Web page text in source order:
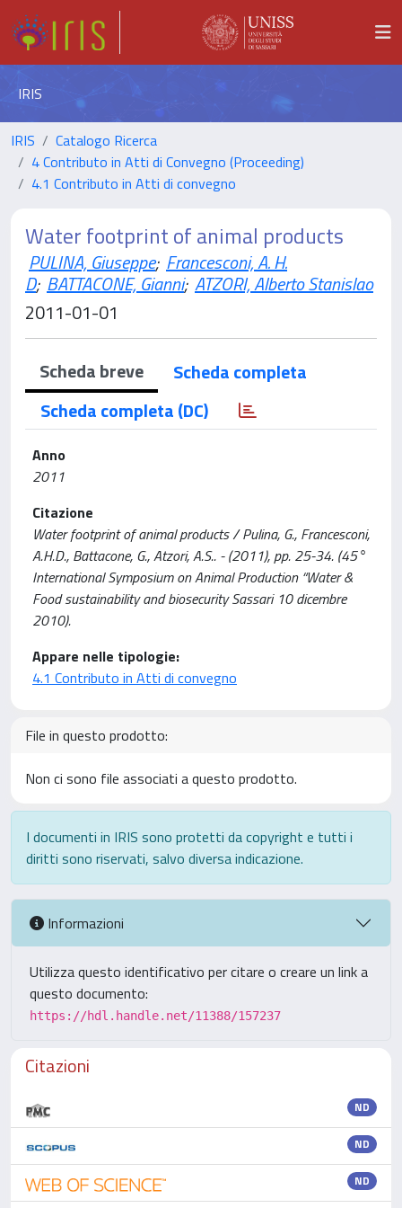
IRIS
IRIS
Catalogo Ricerca
4 Contributo in Atti di Convegno (Proceeding)
4.1 Contributo in Atti di convegno
Water footprint of animal products
PULINA, Giuseppe; Francesconi, A. H.
D; BATTACONE, Gianni; ATZORI, Alberto Stanislao
2011-01-01
Scheda breve
Scheda completa
Scheda completa (DC)
Anno
2011
Citazione
Water footprint of animal products / Pulina, G., Francesconi,
A.H.D., Battacone, G., Atzori, A.S.. - (2011), pp. 25-34. (45°
International Symposium on Animal Production “Water &
Food sustainability and biosecurity Sassari 10 dicembre
2010).
Appare nelle tipologie:
4.1 Contributo in Atti di convegno
File in questo prodotto:
Non ci sono file associati a questo prodotto.
I documenti in IRIS sono protetti da copyright e tutti i
diritti sono riservati, salvo diversa indicazione.
Informazioni
Utilizza questo identificativo per citare o creare un link a
questo documento:
https://hdl.handle.net/11388/157237
Citazioni
ND
ND
ND